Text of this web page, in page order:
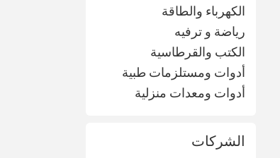
الكهرباء والطاقة
رياضة و ترفيه
الكتب والقرطاسية
أدوات ومستلزمات طبية
أدوات ومعدات منزلية
الشركات